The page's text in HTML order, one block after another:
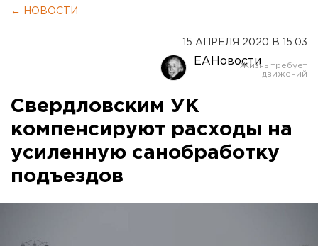
← НОВОСТИ
15 АПРЕЛЯ 2020 В 15:03
ЕАНовости
Свердловским УК
компенсируют расходы на
усиленную санобработку
подъездов